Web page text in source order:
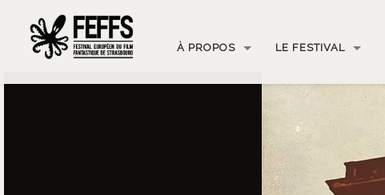
À PROPOS LE FESTIVAL